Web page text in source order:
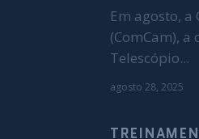
Em agosto, a
(ComCam),
Telescópio...
agosto 28, 2025